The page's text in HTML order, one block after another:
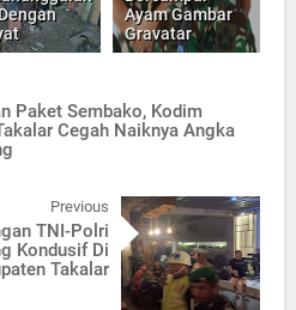
Ayam Gambar
Gravatar
Paket Sembako, Kodim
Cegah Naiknya Angka
Previous
TNI-Polri
Kondusif Di
Takalar